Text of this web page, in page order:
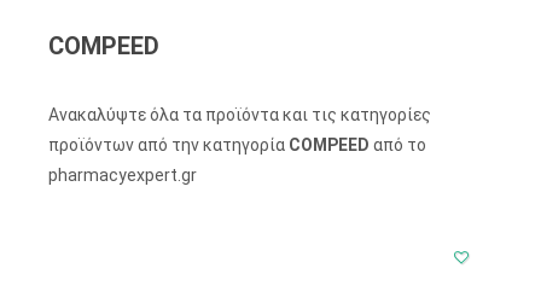
COMPEED
Ανακαλύψτε όλα τα προϊόντα και τις κατηγορίες
προϊόντων από την κατηγορία COMPEED από το
pharmacyexpert.gr